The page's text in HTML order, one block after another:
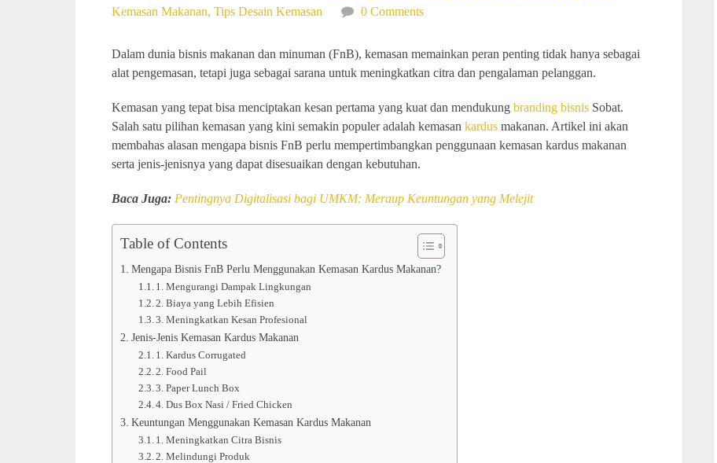
Kemasan Makanan, Tips Desain Kemasan 0 Comments
Dalam dunia bisnis makanan dan minuman (FnB), kemasan memainkan peran penting tidak hanya sebagai
alat pengemasan, tetapi juga sebagai sarana untuk meningkatkan citra dan pengalaman pelanggan.
Kemasan yang tepat bisa menciptakan kesan pertama yang kuat dan mendukung branding bisnis Sobat.
Salah satu pilihan kemasan yang kini semakin populer adalah kemasan kardus makanan. Artikel ini akan
membahas alasan mengapa bisnis FnB perlu mempertimbangkan penggunaan kemasan kardus makanan
serta jenis-jenisnya yang dapat disesuaikan dengan kebutuhan.
Baca Juga: Pentingnya Digitalisasi bagi UMKM: Meraup Keuntungan yang Melejit
Table of Contents
Mengapa Bisnis FnB Perlu Menggunakan Kemasan Kardus Makanan?
1. Mengurangi Dampak Lingkungan
2. Biaya yang Lebih Efisien
3. Meningkatkan Kesan Profesional
Jenis-Jenis Kemasan Kardus Makanan
1. Kardus Corrugated
2. Food Pail
3. Paper Lunch Box
4. Dus Box Nasi / Fried Chicken
Keuntungan Menggunakan Kemasan Kardus Makanan
1. Meningkatkan Citra Bisnis
2. Melindungi Produk